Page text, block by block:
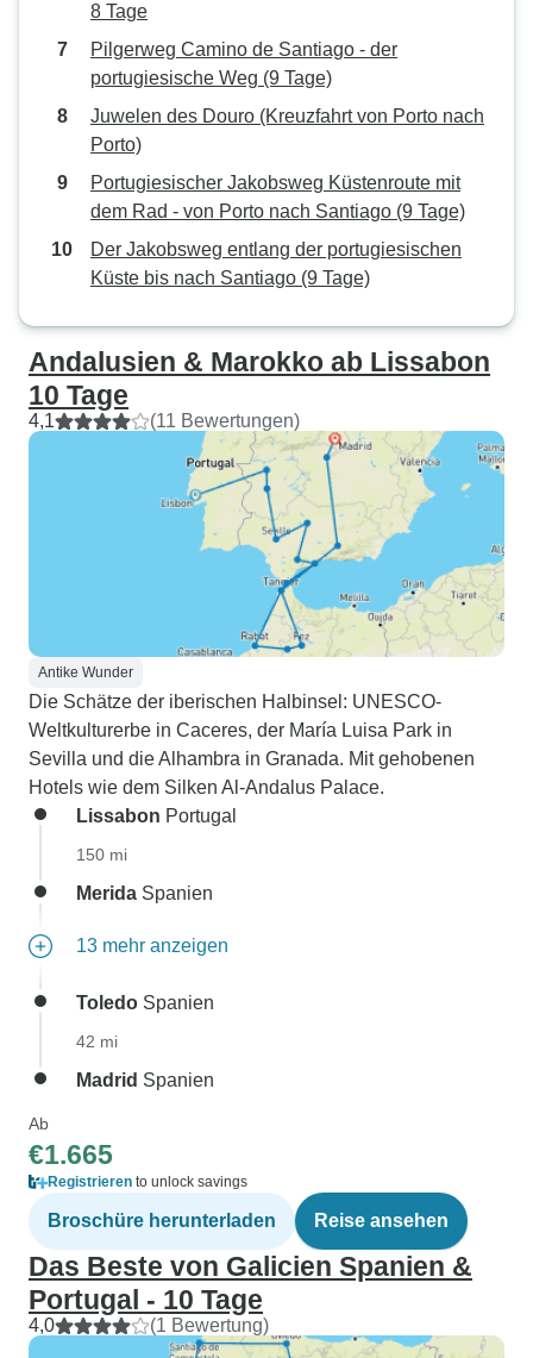
8 Tage
Pilgerweg Camino de Santiago - der
portugiesische Weg (9 Tage)
Juwelen des Douro (Kreuzfahrt von Porto nach
Porto)
Portugiesischer Jakobsweg Küstenroute mit
dem Rad - von Porto nach Santiago (9 Tage)
Der Jakobsweg entlang der portugiesischen
Küste bis nach Santiago (9 Tage)
Andalusien & Marokko ab Lissabon
10 Tage
4,1 (11 Bewertungen)
Antike Wunder
Die Schätze der iberischen Halbinsel: UNESCO-
Weltkulturerbe in Caceres, der María Luisa Park in
Sevilla und die Alhambra in Granada. Mit gehobenen
Hotels wie dem Silken Al-Andalus Palace.
Lissabon Portugal
150 mi
Merida Spanien
13 mehr anzeigen
Toledo Spanien
42 mi
Madrid Spanien
Ab
€1.665
Registrieren to unlock savings
Broschüre herunterladen Reise ansehen
Das Beste von Galicien Spanien &
Portugal - 10 Tage
4,0 (1 Bewertung)